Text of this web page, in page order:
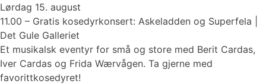
Lørdag 15. august
11.00 – Gratis kosedyrkonsert: Askeladden og Superfela |
Det Gule Galleriet
Et musikalsk eventyr for små og store med Berit Cardas,
Iver Cardas og Frida Wærvågen. Ta gjerne med
favorittkosedyret!